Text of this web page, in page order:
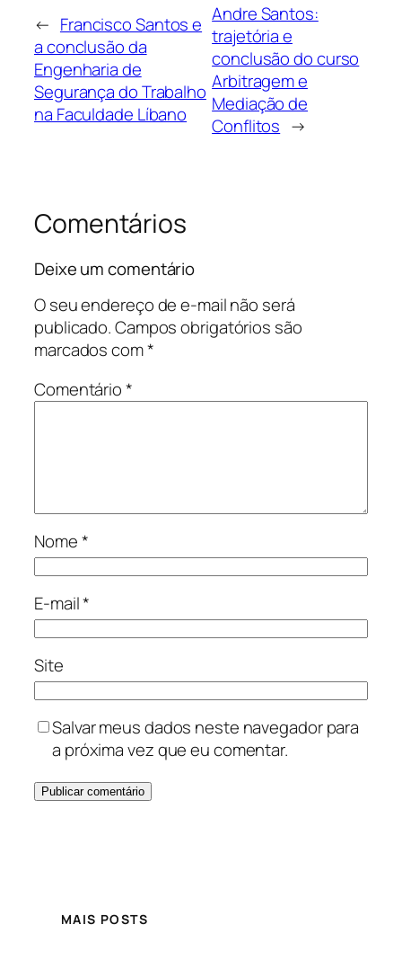
← Francisco Santos e
a conclusão da
Engenharia de
Segurança do Trabalho
na Faculdade Líbano
Andre Santos:
trajetória e
conclusão do curso
Arbitragem e
Mediação de
Conflitos →
Comentários
Deixe um comentário
O seu endereço de e-mail não será
publicado.Campos obrigatórios são
marcados com*
Comentário*
Nome*
E-mail*
Site
Salvar meus dados neste navegador para
a próxima vez que eu comentar.
MAIS POSTS